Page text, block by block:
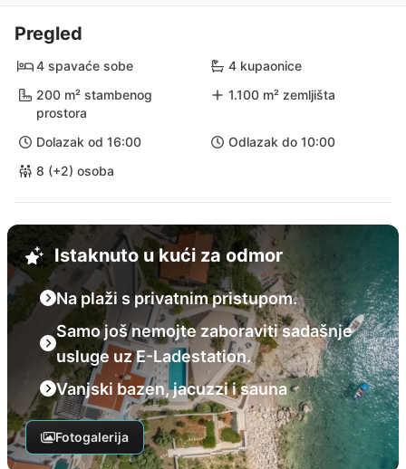
Pregled
4 spavaće sobe
4 kupaonice
200 m² stambenog
prostora
1.100 m² zemljišta
Dolazak od 16:00
Odlazak do 10:00
8 (+2) osoba
Istaknuto u kući za odmor
Na plaži s privatnim pristupom.
Samo još nemojte zaboraviti sadašnje
usluge uz E-Ladestation.
Vanjski bazen, jacuzzi i sauna
Fotogalerija